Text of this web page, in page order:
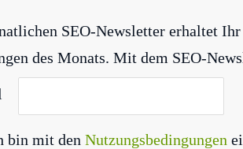
SEO-Newsletter erhaltet
des Monats. Mit dem SEO-
bin mit den Nutzungsbedingungen